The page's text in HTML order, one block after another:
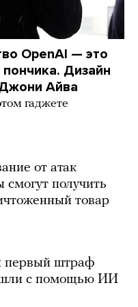
OpenAI — это
Дизайн
Айва
гаджете
от атак
получить
товар
первый штраф
с помощью ИИ